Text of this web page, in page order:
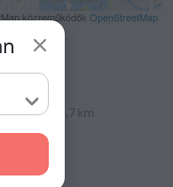
közreműködők OpenStreetMap
Airport
58,7 km